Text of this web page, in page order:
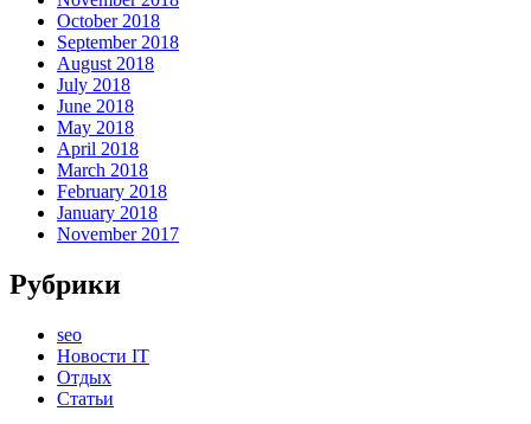
October 2018
September 2018
August 2018
July 2018
June 2018
May 2018
April 2018
March 2018
February 2018
January 2018
November 2017
Рубрики
seo
Новости IT
Отдых
Статьи